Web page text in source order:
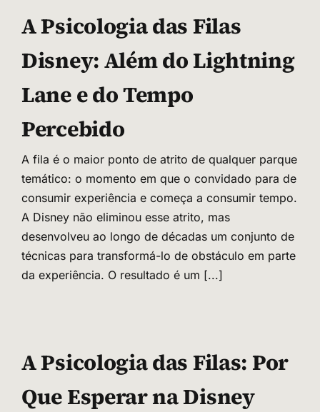
A Psicologia das Filas
Disney: Além do Lightning
Lane e do Tempo
Percebido
A fila é o maior ponto de atrito de qualquer parque
temático: o momento em que o convidado para de
consumir experiência e começa a consumir tempo.
A Disney não eliminou esse atrito, mas
desenvolveu ao longo de décadas um conjunto de
técnicas para transformá-lo de obstáculo em parte
da experiência. O resultado é um [...]
A Psicologia das Filas: Por
Que Esperar na Disney